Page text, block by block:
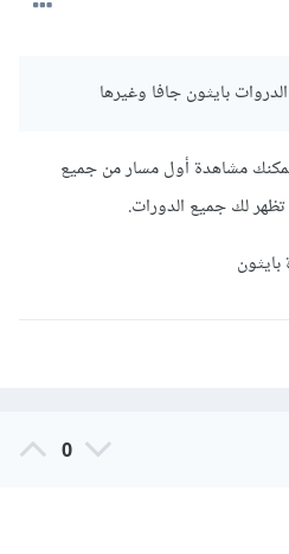
بايثون جافا وغيرها
مشاهدة أول مسار من جميع
لك جميع الدورات.
0